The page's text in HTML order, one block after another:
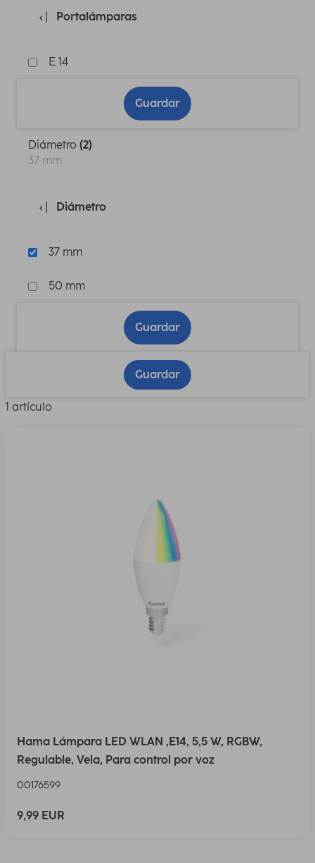
Portalámparas
E 14
Guardar
Diámetro (2)
37 mm
Diámetro
37 mm
50 mm
Guardar
Guardar
1 artículo
Hama Lámpara LED WLAN ,E14, 5,5 W, RGBW,
Regulable, Vela, Para control por voz
00176599
9,99 EUR